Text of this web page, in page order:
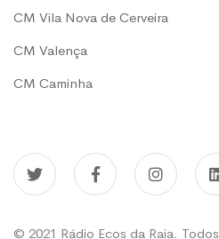
CM Vila Nova de Cerveira
CM Valença
CM Caminha
© 2021 Rádio Ecos da Raia.